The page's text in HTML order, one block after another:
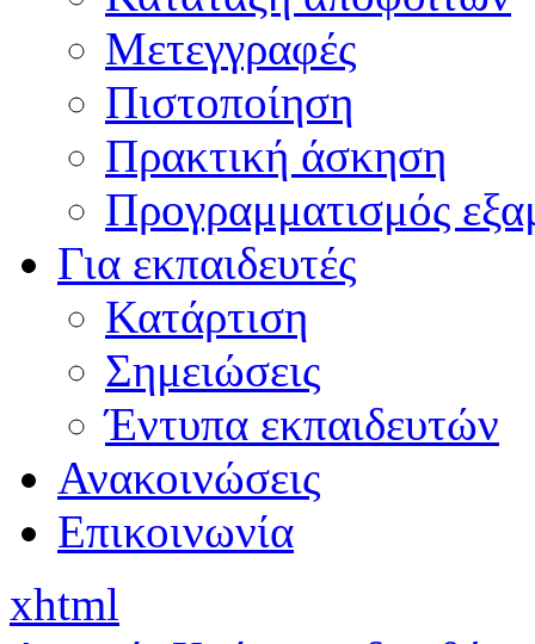
Μετεγγραφές
Πιστοποίηση
Πρακτική άσκηση
Προγραμματισμός
Για εκπαιδευτές
Κατάρτιση
Σημειώσεις
Έντυπα εκπαιδευτών
Ανακοινώσεις
Επικοινωνία
xhtml